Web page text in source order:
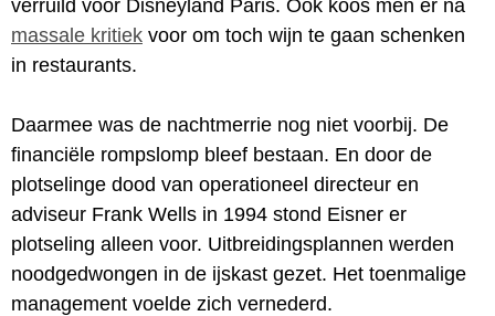
verruild voor Disneyland Paris. Ook koos men er na
massale kritiek voor om toch wijn te gaan schenken
in restaurants.
Daarmee was de nachtmerrie nog niet voorbij. De
financiële rompslomp bleef bestaan. En door de
plotselinge dood van operationeel directeur en
adviseur Frank Wells in 1994 stond Eisner er
plotseling alleen voor. Uitbreidingsplannen werden
noodgedwongen in de ijskast gezet. Het toenmalige
management voelde zich vernederd.